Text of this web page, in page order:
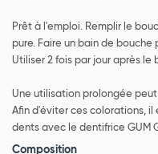
Prêt à l'emploi. Remplir le
pure. Faire un bain de
Utiliser 2 fois par jour après le
Une utilisation prolongée
Afin d'éviter ces colorations, il
dents avec le dentifrice GUM
Composition